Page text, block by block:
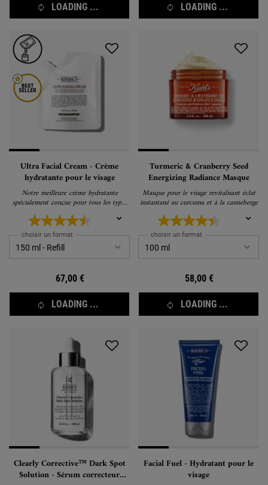
LOADING ... LOADING ...
Ultra Facial Cream - Crème
hydratante pour le visage
Notre meilleure crème hydratante
spécialement conçue pour tous les types
de peau.
choisir un format
67,00 €
LOADING ...
Turmeric & Cranberry Seed
Energizing Radiance Masque
Masque pour le visage revitalisant éclat
instantané au curcuma et à la canneberge
choisir un format
58,00 €
LOADING ...
Clearly Corrective™ Dark Spot
Solution - Sérum correcteur
Facial Fuel - Hydratant pour le
visage